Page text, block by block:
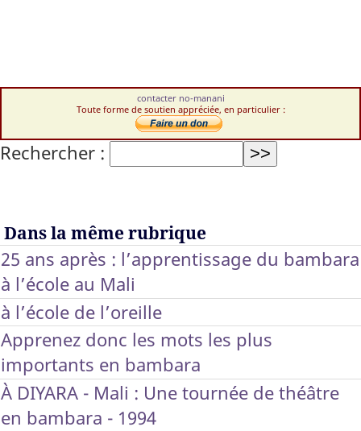
contacter no-manani
Toute forme de soutien appréciée, en particulier :
Rechercher :
Dans la même rubrique
25 ans après : l’apprentissage du bambara
à l’école au Mali
à l’école de l’oreille
Apprenez donc les mots les plus
importants en bambara
À DIYARA - Mali : Une tournée de théâtre
en bambara - 1994